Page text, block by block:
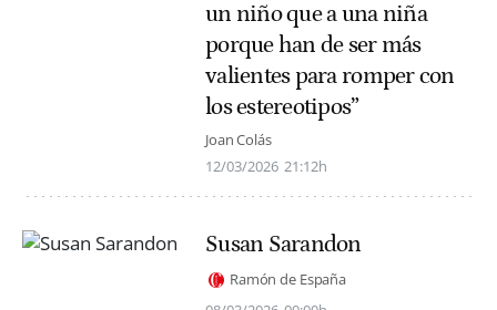
un niño que a una niña
porque han de ser más
valientes para romper con
los estereotipos”
Joan Colás
12/03/2026 21:12h
Susan Sarandon
Ramón de España